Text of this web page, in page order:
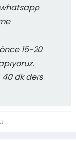
whatsapp
15-20
40 dk ders